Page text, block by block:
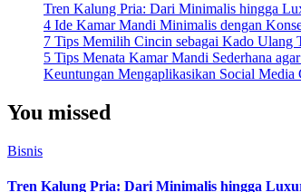
Tren Kalung Pria: Dari Minimalis hingga
4 Ide Kamar Mandi Minimalis dengan
7 Tips Memilih Cincin sebagai Kado Ulang
5 Tips Menata Kamar Mandi Sederhana
Keuntungan Mengaplikasikan Social
You missed
Bisnis
Tren Kalung Pria: Dari Minimalis hingga